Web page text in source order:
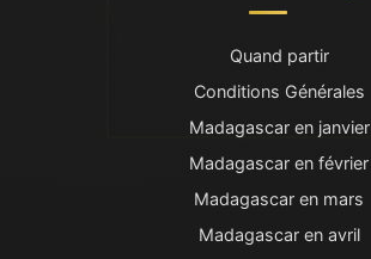
Quand partir
Conditions Générales
Madagascar en janvier
Madagascar en février
Madagascar en mars
Madagascar en avril